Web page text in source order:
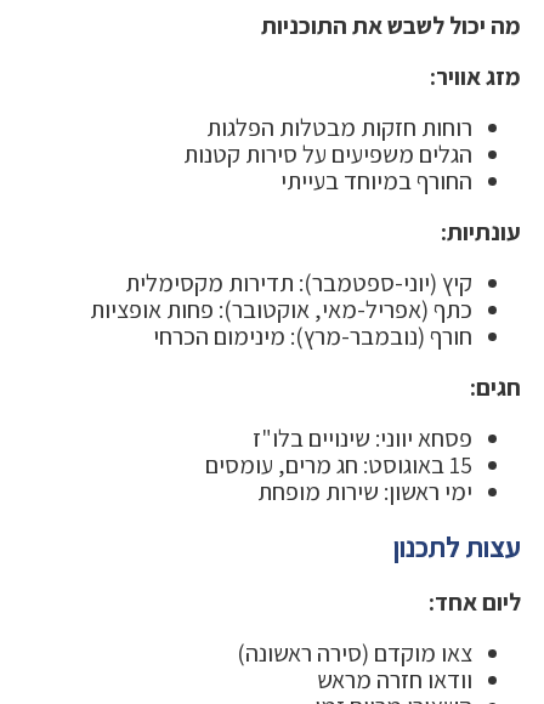
מה יכול לשבש את התוכניות
מזג אוויר:
רוחות חזקות מבטלות הפלגות
הגלים משפיעים על סירות קטנות
החורף במיוחד בעייתי
עונתיות:
קיץ (יוני-ספטמבר): תדירות מקסימלית
כתף (אפריל-מאי, אוקטובר): פחות אופציות
חורף (נובמבר-מרץ): מינימום הכרחי
חגים:
פסחא יווני: שינויים בלו"ז
15 באוגוסט: חג מרים, עומסים
ימי ראשון: שירות מופחת
עצות לתכנון
ליום אחד:
צאו מוקדם (סירה ראשונה)
וודאו חזרה מראש